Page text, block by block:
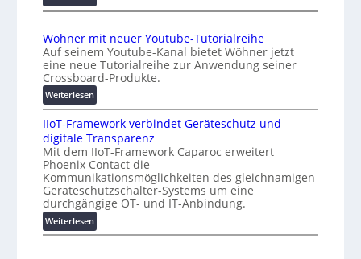
a
o
n
r
g
w
ä
c
h
s
r
o
s
t
e
n
f
a
l
l
e
A
A
Z
ü
r
i
c
h
:
T
r
e
f
f
p
Wöhner mit neuer Youtube-Tutorialreihe
Auf seinem Youtube-Kanal bietet Wöhner jetzt
eine neue Tutorialreihe zur Anwendung seiner
Crossboard-Produkte.
Weiterlesen:
W
ö
h
n
e
r
m
i
t
n
IIoT-Framework verbindet Geräteschutz und
digitale Transparenz
Mit dem IIoT-Framework Caparoc erweitert
Phoenix Contact die
Kommunikationsmöglichkeiten des gleichnamigen
Geräteschutzschalter-Systems um eine
durchgängige OT- und IT-Anbindung.
Weiterlesen:
I